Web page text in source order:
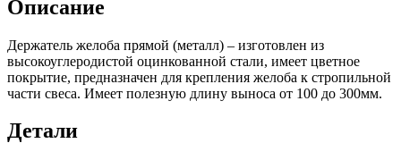
Описание
Держатель желоба прямой (металл) – изготовлен из
высокоуглеродистой оцинкованной стали, имеет цветное
покрытие, предназначен для крепления желоба к стропильной
части свеса. Имеет полезную длину выноса от 100 до 300мм.
Детали